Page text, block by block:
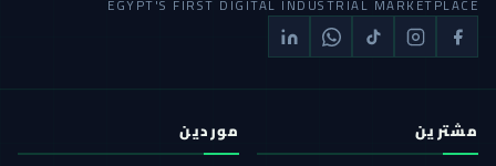
EGYPT'S FIRST DIGITAL INDUSTRIAL MARKETPLACE
مشترين موردين